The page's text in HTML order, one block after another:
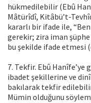
hükmedilebilir (Ebû
Mâtürîdî, Kitâbü’t-
kararlı bir ifade ile,
gerekir; zira iman şüphe
bu şekilde ifade etmesi
7. Tekfir. Ebû Hanîfe’ye
ibadet şekillerine ve
bakılarak tekfir
Mümin olduğunu